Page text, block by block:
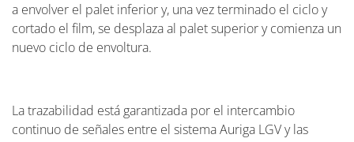
a envolver el palet inferior y, una vez terminado el ciclo y
cortado el film, se desplaza al palet superior y comienza un
nuevo ciclo de envoltura.
La trazabilidad está garantizada por el intercambio
continuo de señales entre el sistema Auriga LGV y las